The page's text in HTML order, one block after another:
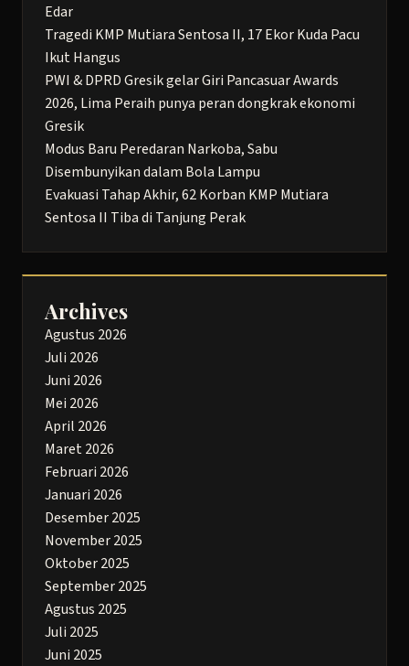
Edar
Tragedi KMP Mutiara Sentosa II, 17 Ekor Kuda Pacu
Ikut Hangus
PWI & DPRD Gresik gelar Giri Pancasuar Awards
2026, Lima Peraih punya peran dongkrak ekonomi
Gresik
Modus Baru Peredaran Narkoba, Sabu
Disembunyikan dalam Bola Lampu
Evakuasi Tahap Akhir, 62 Korban KMP Mutiara
Sentosa II Tiba di Tanjung Perak
Archives
Agustus 2026
Juli 2026
Juni 2026
Mei 2026
April 2026
Maret 2026
Februari 2026
Januari 2026
Desember 2025
November 2025
Oktober 2025
September 2025
Agustus 2025
Juli 2025
Juni 2025